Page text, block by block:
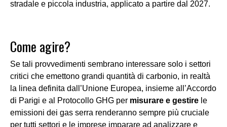
stradale e piccola industria, applicato a partire dal 2027.
Come agire?
Se tali provvedimenti sembrano interessare solo i settori
critici che emettono grandi quantità di carbonio, in realtà
la linea definita dall’Unione Europea, insieme all’Accordo
di Parigi e al Protocollo GHG per misurare e gestire le
emissioni dei gas serra renderanno sempre più cruciale
per tutti settori e le imprese imparare ad analizzare e